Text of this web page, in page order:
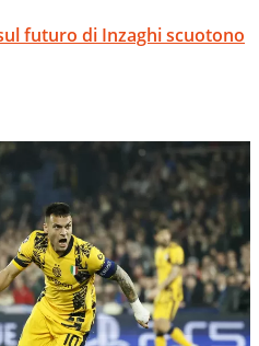
futuro di Inzaghi scuotono